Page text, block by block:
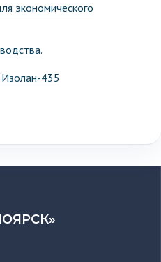
экономического
435